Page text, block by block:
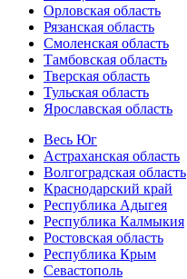
Орловская область
Рязанская область
Смоленская область
Тамбовская область
Тверская область
Тульская область
Ярославская область
Весь Юг
Астраханская область
Волгоградская область
Краснодарский край
Республика Адыгея
Республика Калмыкия
Ростовская область
Республика Крым
Севастополь